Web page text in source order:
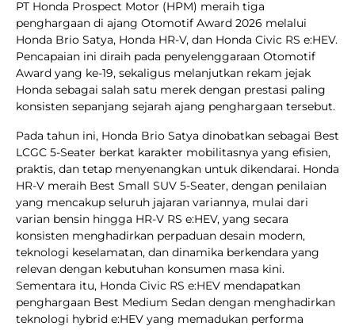
PT Honda Prospect Motor (HPM) meraih tiga
penghargaan di ajang Otomotif Award 2026 melalui
Honda Brio Satya, Honda HR-V, dan Honda Civic RS e:HEV.
Pencapaian ini diraih pada penyelenggaraan Otomotif
Award yang ke-19, sekaligus melanjutkan rekam jejak
Honda sebagai salah satu merek dengan prestasi paling
konsisten sepanjang sejarah ajang penghargaan tersebut.
Pada tahun ini, Honda Brio Satya dinobatkan sebagai Best
LCGC 5-Seater berkat karakter mobilitasnya yang efisien,
praktis, dan tetap menyenangkan untuk dikendarai. Honda
HR-V meraih Best Small SUV 5-Seater, dengan penilaian
yang mencakup seluruh jajaran variannya, mulai dari
varian bensin hingga HR-V RS e:HEV, yang secara
konsisten menghadirkan perpaduan desain modern,
teknologi keselamatan, dan dinamika berkendara yang
relevan dengan kebutuhan konsumen masa kini.
Sementara itu, Honda Civic RS e:HEV mendapatkan
penghargaan Best Medium Sedan dengan menghadirkan
teknologi hybrid e:HEV yang memadukan performa